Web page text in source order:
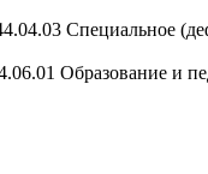
Специальное
Образование и